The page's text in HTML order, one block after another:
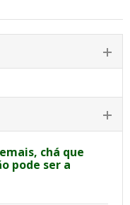
chá que
pode ser a